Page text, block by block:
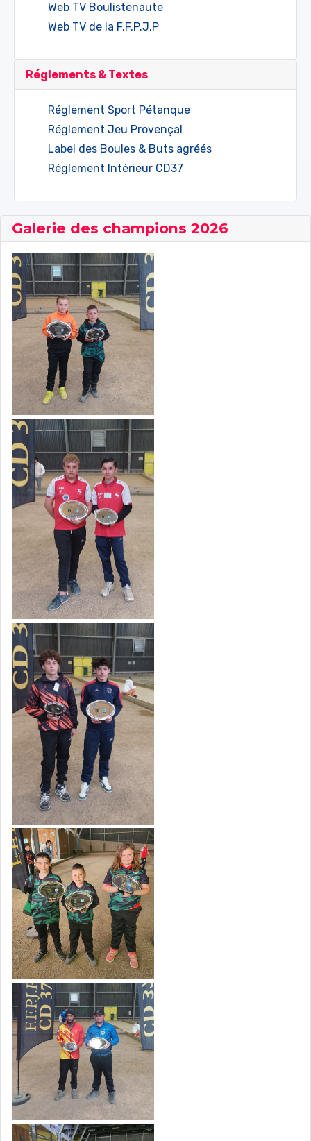
Galerie des champions 2026
Web TV Boulistenaute
Web TV de la F.F.P.J.P
Réglements & Textes
Réglement Sport Pétanque
Réglement Jeu Provençal
Label des Boules & Buts agréés
Réglement Intérieur CD37